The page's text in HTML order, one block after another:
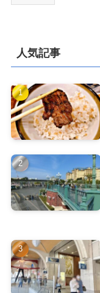
人気記事